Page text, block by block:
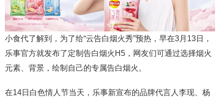
小食代了解到，为了给“云告白烟火秀”预热，早在3月13日，
乐事官方就发布了定制告白烟火H5，网友们可通过选择烟火
元素、背景，绘制自己的专属告白烟火。
在14日白色情人节当天，乐事新宣布的品牌代言人李现、杨